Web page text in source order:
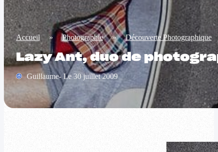
Accueil » Photographie » Découverte Photographique
Lazy Ant, duo de
Guillaume- Le 30 juillet 2009